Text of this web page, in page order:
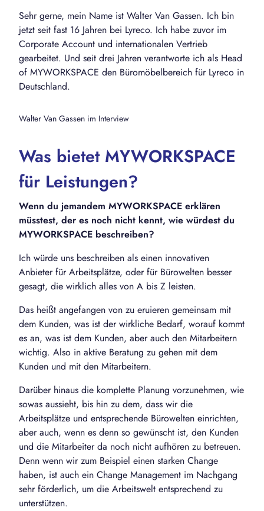
Sehr gerne, mein Name ist Walter Van Gassen. Ich bin
jetzt seit fast 16 Jahren bei Lyreco. Ich habe zuvor im
Corporate Account und internationalen Vertrieb
gearbeitet. Und seit drei Jahren verantworte ich als Head
of MYWORKSPACE den Büromöbelbereich für Lyreco in
Deutschland.
Walter Van Gassen im Interview
Was bietet MYWORKSPACE
für Leistungen?
Wenn du jemandem MYWORKSPACE erklären
müsstest, der es noch nicht kennt, wie würdest du
MYWORKSPACE beschreiben?
Ich würde uns beschreiben als einen innovativen
Anbieter für Arbeitsplätze, oder für Bürowelten besser
gesagt, die wirklich alles von A bis Z leisten.
Das heißt angefangen von zu eruieren gemeinsam mit
dem Kunden, was ist der wirkliche Bedarf, worauf kommt
es an, was ist dem Kunden, aber auch den Mitarbeitern
wichtig. Also in aktive Beratung zu gehen mit dem
Kunden und mit den Mitarbeitern.
Darüber hinaus die komplette Planung vorzunehmen, wie
sowas aussieht, bis hin zu dem, dass wir die
Arbeitsplätze und entsprechende Bürowelten einrichten,
aber auch, wenn es denn so gewünscht ist, den Kunden
und die Mitarbeiter da noch nicht aufhören zu betreuen.
Denn wenn wir zum Beispiel einen starken Change
haben, ist auch ein Change Management im Nachgang
sehr förderlich, um die Arbeitswelt entsprechend zu
unterstützen.